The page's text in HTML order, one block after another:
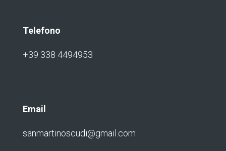
Telefono
+39 338 4494953
Email
sanmartinoscudi@gmail.com